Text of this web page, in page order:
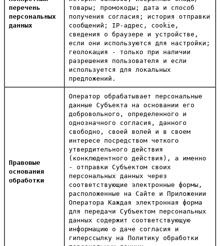
перечень
персональных
данных
товары; промокоды; дата и способ
получения согласия; история отправки
сообщений; IP-адрес, cookie,
сведения о браузере и устройстве,
если они используются для настройки;
геолокация - только при наличии
разрешения пользователя и если
используется для локальных
предложений.
Правовые
основания
обработки
Оператор обрабатывает персональные
данные Субъекта на основании его
добровольного, определенного и
однозначного согласия, данного
свободно, своей волей и в своем
интересе посредством четкого
утвердительного действия
(конклюдентного действия), а именно
- отправки Субъектом своих
персональных данных через
соответствующие электронные формы,
расположенные на Сайте и Приложении
Оператора Каждая электронная форма
для передачи Субъектом персональных
данных содержит соответствующую
информацию о даче согласия и
гиперссылку на Политику обработки